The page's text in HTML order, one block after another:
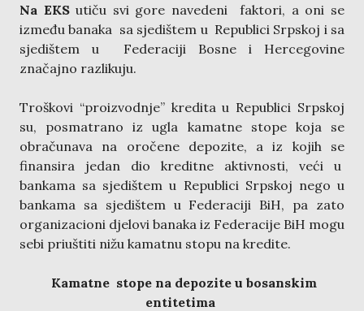
Na EKSutiču svi gore navedeni faktori, a oni se
između banaka sa sjedištem u Republici Srpskoj i sa
sjedištem u Federaciji Bosne i Hercegovine
značajno razlikuju.
Troškovi “proizvodnje” kredita u Republici Srpskoj
su, posmatrano iz ugla kamatne stope koja se
obračunava na oročene depozite, a iz kojih se
finansira jedan dio kreditne aktivnosti, veći u
bankama sa sjedištem u Republici Srpskoj nego u
bankama sa sjedištem u Federaciji BiH, pa zato
organizacioni djelovi banaka iz Federacije BiH mogu
sebi priuštiti nižu kamatnu stopu na kredite.
Kamatne stope na depozite u bosanskim
entitetima